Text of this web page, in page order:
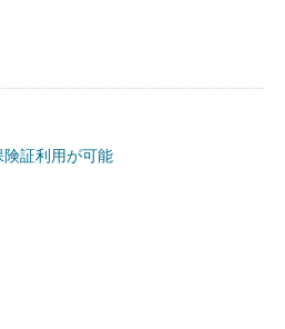
証利用が可能